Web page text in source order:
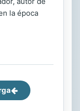
la época